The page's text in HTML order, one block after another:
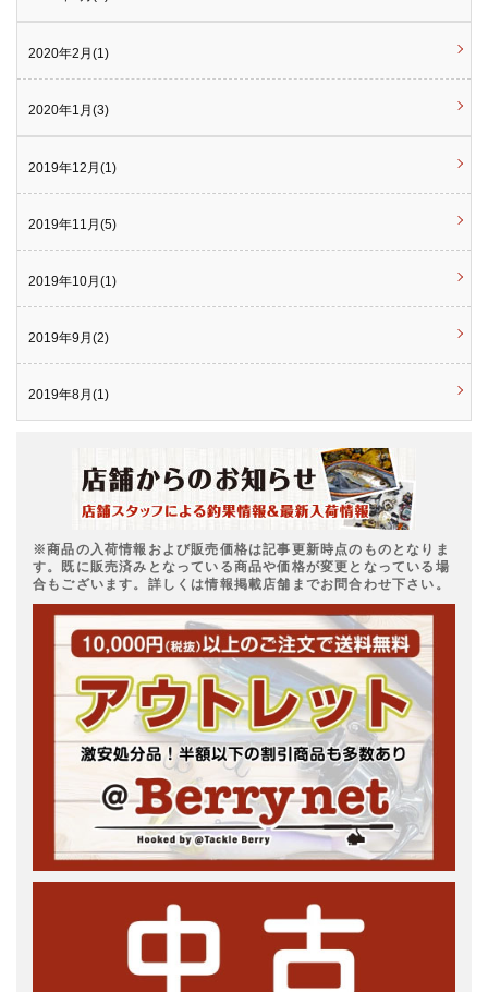
2020年2月(1)
2020年1月(3)
2019年12月(1)
2019年11月(5)
2019年10月(1)
2019年9月(2)
2019年8月(1)
※商品の入荷情報および販売価格は記事更新時点のものとなりま
す。既に販売済みとなっている商品や価格が変更となっている場
合もございます。詳しくは情報掲載店舗までお問合わせ下さい。